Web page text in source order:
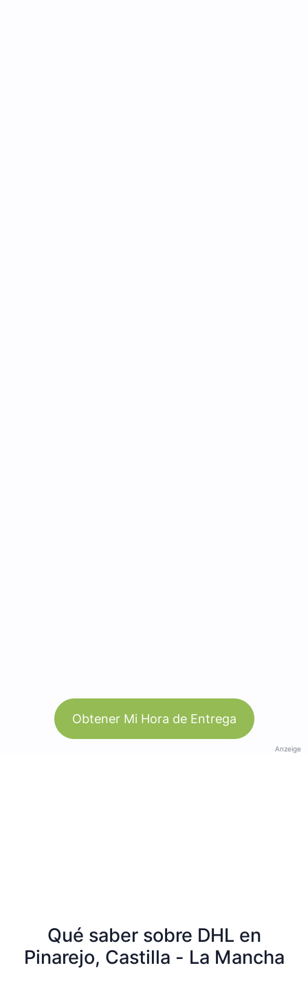
Obtener Mi Hora de Entrega
Anzeige
Qué saber sobre DHL en
Pinarejo, Castilla - La Mancha